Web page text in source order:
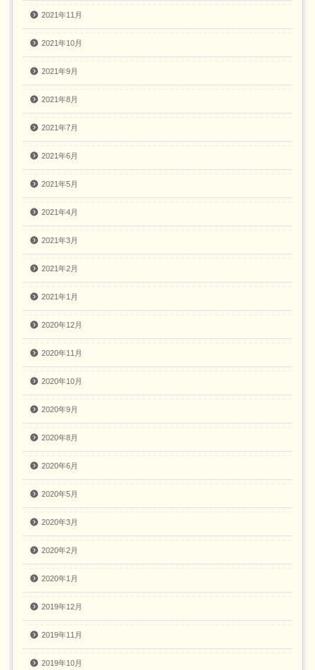
2021年11月
2021年10月
2021年9月
2021年8月
2021年7月
2021年6月
2021年5月
2021年4月
2021年3月
2021年2月
2021年1月
2020年12月
2020年11月
2020年10月
2020年9月
2020年8月
2020年6月
2020年5月
2020年3月
2020年2月
2020年1月
2019年12月
2019年11月
2019年10月